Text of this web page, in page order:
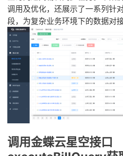
调用及优化，还展示了一系列针
段，为复杂业务环境下的数据对
调用金蝶云星空接口